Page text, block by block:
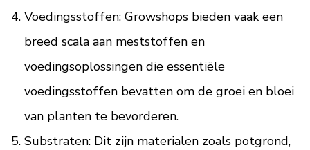
Voedingsstoffen: Growshops bieden vaak een
breed scala aan meststoffen en
voedingsoplossingen die essentiële
voedingsstoffen bevatten om de groei en bloei
van planten te bevorderen.
Substraten: Dit zijn materialen zoals potgrond,